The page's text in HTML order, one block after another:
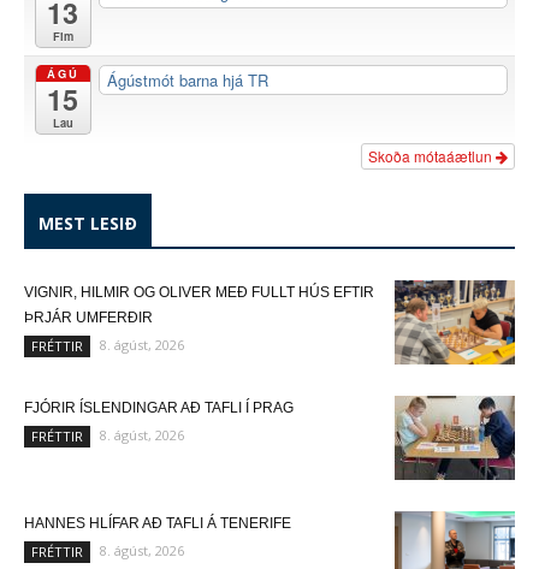
13
Fim
ÁGÚ
15
Lau
Ágústmót barna hjá TR
Skoða mótaáætlun
MEST LESIÐ
VIGNIR, HILMIR OG OLIVER MEÐ FULLT HÚS EFTIR
ÞRJÁR UMFERÐIR
FRÉTTIR 8. ágúst, 2026
FJÓRIR ÍSLENDINGAR AÐ TAFLI Í PRAG
FRÉTTIR 8. ágúst, 2026
HANNES HLÍFAR AÐ TAFLI Á TENERIFE
FRÉTTIR 8. ágúst, 2026